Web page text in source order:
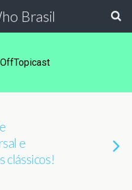
Brasil
OffTopicast
e
clássicos!